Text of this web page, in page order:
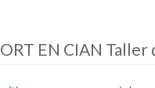
EN CIAN